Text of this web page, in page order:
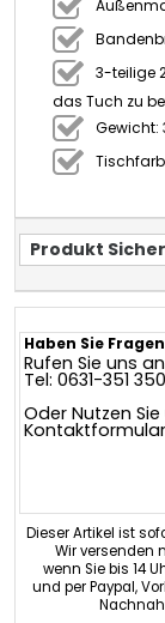
3-teilige
das Tuch zu
Gewicht:
Produkt
Haben Sie
Rufen Sie uns
Tel: 0631-351 350
Oder Nutzen
Kontaktformular
Dieser Artikel ist
Wir versenden
wenn Sie bis 14
und per Paypal,